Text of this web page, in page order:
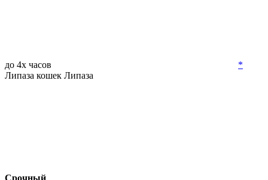
до 4х часов
*
Липаза кошек Липаза
Срочный